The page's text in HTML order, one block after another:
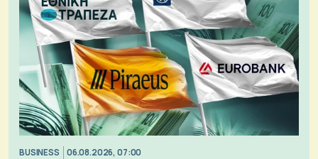
BUSINESS 06.08.2026, 07:00